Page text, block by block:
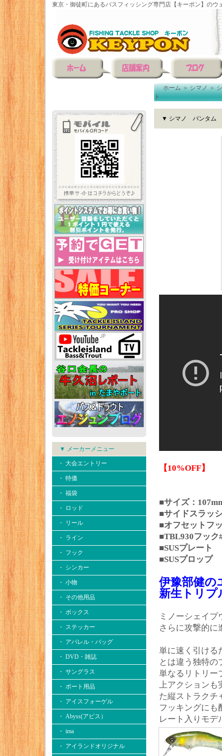
東京・御徒町にあるバスフィッシング専門店【キーポン】のウ
▼ メーカーメニュー
・ 大会エントリー
・ 特価
・ 福袋
・ ロッド
・ リール
・ ライン
・ フック
・ シンカー
・ 小物
・ その他用品
・ ボックス
・ ステッカー
・ アパレル・バッグ
・ DVD・雑誌
・ サングラス
・ ボート用品
・ アイスフォーゲル
・ Abyss(アビス）
・ ima
・ アイランドオリジナル
ホーム＞シマノ＞
ト
▼ シマノ バンタム
【10%OFF】
■サイズ：
■サイドスラッ
■オフセットフ
■TBL930フック
■SUSプレート
■SUSプロップ
伊豫部健の
新生トリプ
ミノーシェイ
さらに攻撃的に
単に速く引ける
とは違う独特
単なるリトリー
上アクションも
た縦ストラクチ
フッキングにも
レート入りモデ